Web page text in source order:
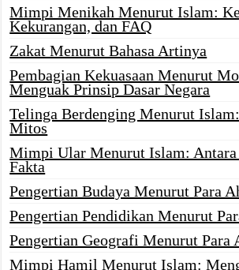
Mimpi Menikah Menurut Islam:
Kekurangan, dan FAQ
Zakat Menurut Bahasa Artinya
Pembagian Kekuasaan Menurut
Menguak Prinsip Dasar Negara
Telinga Berdenging Menurut
Mitos
Mimpi Ular Menurut Islam:
Fakta
Pengertian Budaya Menurut Para
Pengertian Pendidikan Menurut
Pengertian Geografi Menurut Para
Mimpi Hamil Menurut Islam: